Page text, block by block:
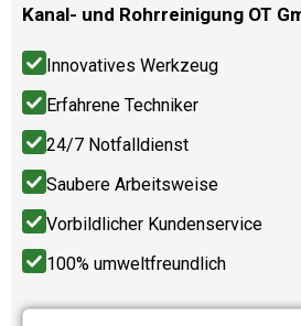
Kanal- und Rohrreinigung OT
Innovatives Werkzeug
Erfahrene Techniker
24/7 Notfalldienst
Saubere Arbeitsweise
Vorbildlicher Kundenservice
100% umweltfreundlich